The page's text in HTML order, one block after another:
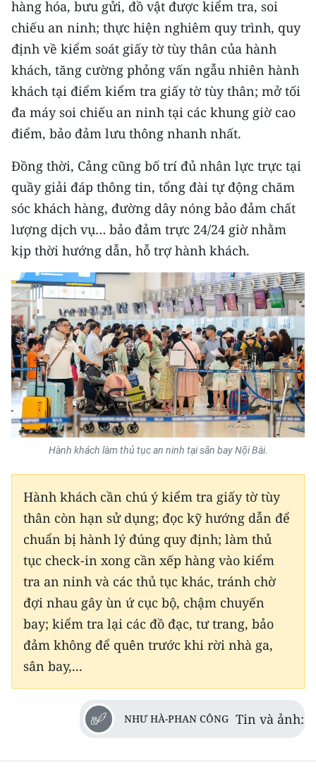
ENGLISH
中文
FRANÇAIS
РУССКИЙ
ESPAÑOL
한국어
hàng hóa, bưu gửi, đồ vật được kiểm tra, soi
chiếu an ninh; thực hiện nghiêm quy trình, quy
định về kiểm soát giấy tờ tùy thân của hành
khách, tăng cường phỏng vấn ngẫu nhiên hành
khách tại điểm kiểm tra giấy tờ tùy thân; mở tối
đa máy soi chiếu an ninh tại các khung giờ cao
điểm, bảo đảm lưu thông nhanh nhất.
Đồng thời, Cảng cũng bố trí đủ nhân lực trực tại
quầy giải đáp thông tin, tổng đài tự động chăm
sóc khách hàng, đường dây nóng bảo đảm chất
lượng dịch vụ… bảo đảm trực 24/24 giờ nhằm
kịp thời hướng dẫn, hỗ trợ hành khách.
Hành khách làm thủ tục an ninh tại sân bay Nội Bài.
Hành khách cần chú ý kiểm tra giấy tờ tùy
thân còn hạn sử dụng; đọc kỹ hướng dẫn để
chuẩn bị hành lý đúng quy định; làm thủ
tục check-in xong cần xếp hàng vào kiểm
tra an ninh và các thủ tục khác, tránh chờ
đợi nhau gây ùn ứ cục bộ, chậm chuyến
bay; kiểm tra lại các đồ đạc, tư trang, bảo
đảm không để quên trước khi rời nhà ga,
sân bay,...
NHƯ HÀ-PHAN CÔNG Tin và ảnh: